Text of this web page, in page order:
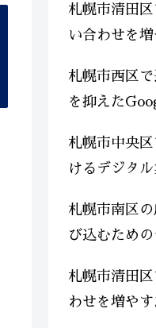
札幌市清田
い合わせを
札幌市西区
を抑えた
札幌市中央
けるデジタ
札幌市南区
び込むため
札幌市清田
わせを増や